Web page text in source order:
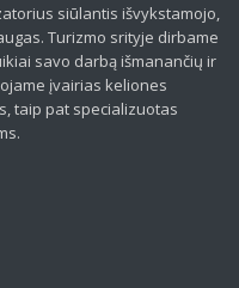
siūlantis išvykstamojo,
Turizmo srityje dirbame
savo darbą išmanančių ir
įvairias keliones
taip pat specializuotas